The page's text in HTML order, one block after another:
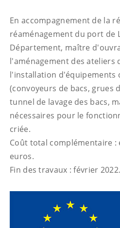
En accompagnement de la
réaménagement du port de
Département, maître
l'aménagement des ateliers
l'installation d'équipements
(convoyeurs de bacs, grues
tunnel de lavage des bacs,
nécessaires pour le
criée.
Coût total complémentaire :
euros.
Fin des travaux : février 2022.